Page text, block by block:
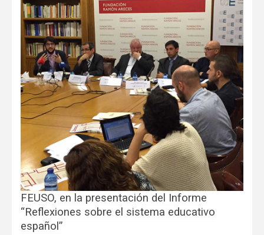
FEUSO, en la presentación del Informe
“Reflexiones sobre el sistema educativo
español”